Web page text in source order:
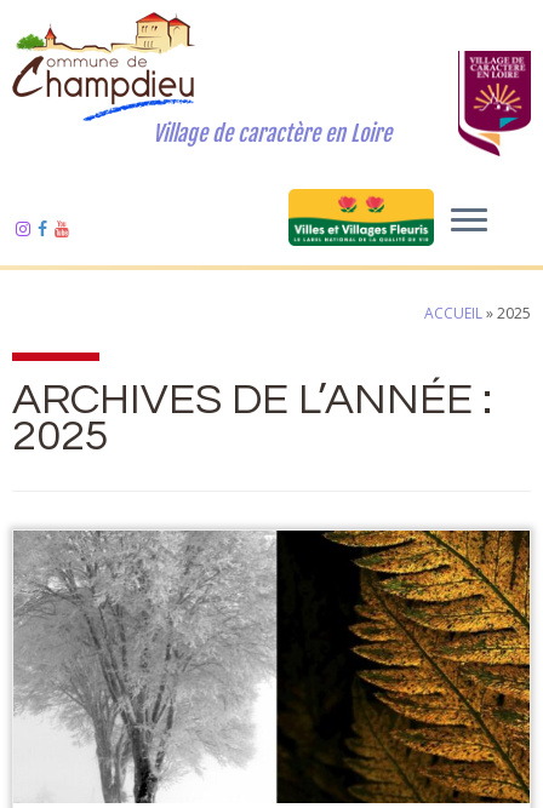
Village de caractère en Loire
ACCUEIL»2025
ARCHIVES DE L’ANNÉE :
2025